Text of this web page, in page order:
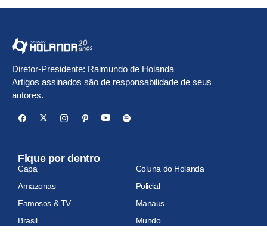
Diretor-Presidente: Raimundo de Holanda
Artigos assinados são de responsabilidade de seus
autores.
Fique por dentro
Capa
Coluna do Holanda
Amazonas
Policial
Famosos & TV
Manaus
Brasil
Mundo